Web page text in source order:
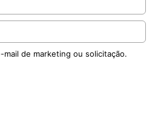
de marketing ou solicitação.